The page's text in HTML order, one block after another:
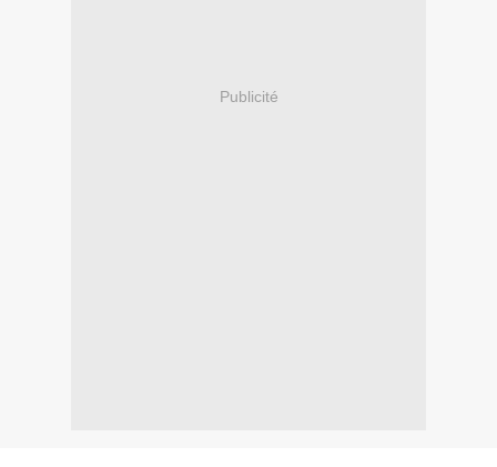
Publicité